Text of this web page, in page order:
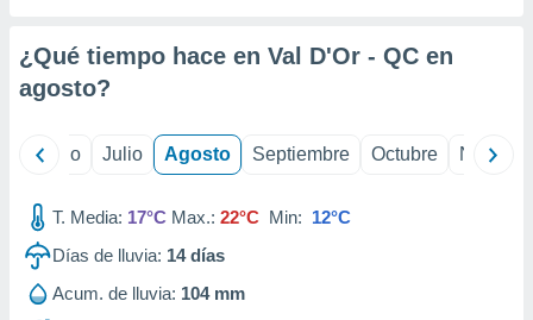
e
de
¿Qué tiempo hace en Val D'Or - QC en
agosto?
Junio Julio Agosto Septiembre Octubre
T. Media: 17°C Max.: 22°C Min: 12°C
Días de lluvia: 14días
Acum. de lluvia: 104 mm